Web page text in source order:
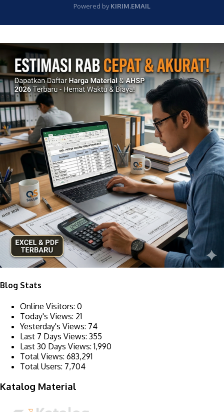
Powered byKIRIM.EMAIL
Blog Stats
Online Visitors: 0
Today's Views: 21
Yesterday's Views: 74
Last 7 Days Views: 355
Last 30 Days Views:1,990
Total Views: 683,291
Total Users: 7,704
Katalog Material